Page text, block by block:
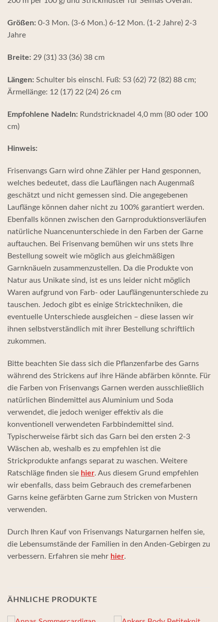
Größen: 0-3 Mon. (3-6 Mon.) 6-12 Mon. (1-2 Jahre) 2-3
Jahre
Breite: 29 (31) 33 (36) 38 cm
Längen: Schulter bis einschl. Fuß: 53 (62) 72 (82) 88 cm;
Ärmellänge: 12 (17) 22 (24) 26 cm
Empfohlene Nadeln: Rundstricknadel 4,0 mm (80 oder 100
cm)
Hinweis:
Frisenvangs Garn wird ohne Zähler per Hand gesponnen,
welches bedeutet, dass die Lauflängen nach Augenmaß
geschätzt und nicht gemessen sind. Die angegebenen
Lauflänge können daher nicht zu 100% garantiert werden.
Ebenfalls können zwischen den Garnproduktionsverläufen
natürliche Nuancenunterschiede in den Farben der Garne
auftauchen. Bei Frisenvang bemühen wir uns stets Ihre
Bestellung soweit wie möglich aus gleichmäßigen
Garnknäueln zusammenzustellen. Da die Produkte von
Natur aus Unikate sind, ist es uns leider nicht möglich
Waren aufgrund von Farb- oder Lauflängenunterschiede zu
tauschen. Jedoch gibt es einige Stricktechniken, die
eventuelle Unterschiede ausgleichen – diese lassen wir
ihnen selbstverständlich mit ihrer Bestellung schriftlich
zukommen.
Bitte beachten Sie dass sich die Pflanzenfarbe des Garns
während des Strickens auf ihre Hände abfärben könnte. Für
die Farben von Frisenvangs Garnen werden ausschließlich
natürlichen Bindemittel aus Aluminium und Soda
verwendet, die jedoch weniger effektiv als die
konventionell verwendeten Farbbindemittel sind.
Typischerweise färbt sich das Garn bei den ersten 2-3
Wäschen ab, weshalb es zu empfehlen ist die
Strickprodukte anfangs separat zu waschen. Weitere
Ratschläge finden sie hier. Aus diesem Grund empfehlen
wir ebenfalls, dass beim Gebrauch des cremefarbenen
Garns keine gefärbten Garne zum Stricken von Mustern
verwenden.
Durch Ihren Kauf von Frisenvangs Naturgarnen helfen sie,
die Lebensumstände der Familien in den Anden-Gebirgen zu
verbessern. Erfahren sie mehr hier.
ÄHNLICHE PRODUKTE